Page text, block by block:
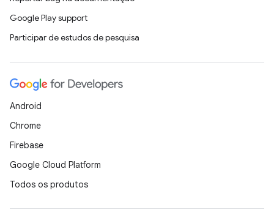
Google Play support
Participar de estudos de pesquisa
Android
Chrome
Firebase
Google Cloud Platform
Todos os produtos